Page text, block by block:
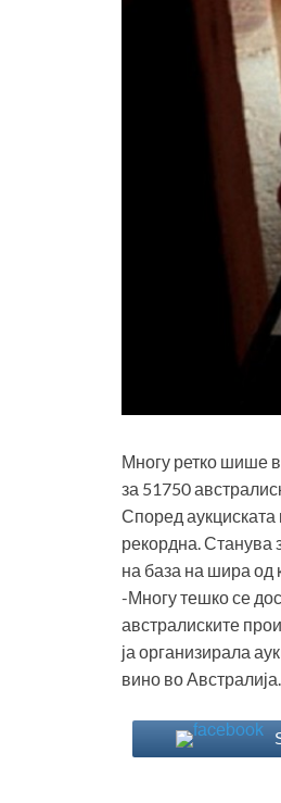
Многу ретко шише
за 51750
Според
рекордна. Станува
на база на шира
-Многу тешко се
австралиските
ја организирала
вино во Австралија.